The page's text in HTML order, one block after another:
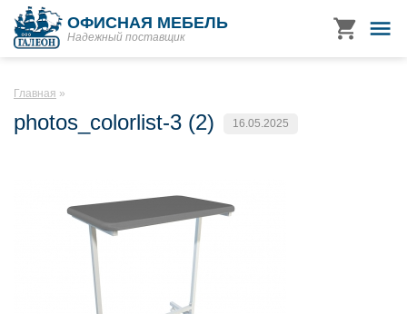
ОФИСНАЯ МЕБЕЛЬ
Надежный поставщик
Главная
photos_colorlist-3 (2) 16.05.2025